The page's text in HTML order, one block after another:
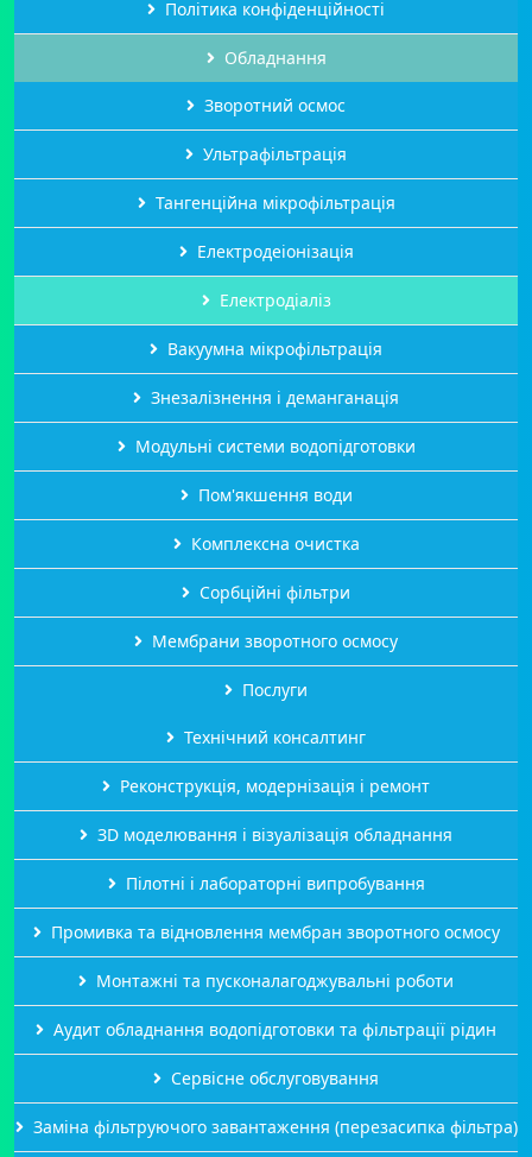
Політика конфіденційності
Обладнання
Зворотний осмос
Ультрафільтрація
Тангенційна мікрофільтрація
Електродеіонізація
Електродіаліз
Вакуумна мікрофільтрація
Знезалізнення і деманганація
Модульні системи водопідготовки
Пом'якшення води
Комплексна очистка
Сорбційні фільтри
Мембрани зворотного осмосу
Послуги
Технічний консалтинг
Реконструкція, модернізація і ремонт
ЗD моделювання і візуалізація обладнання
Пілотні і лабораторні випробування
Промивка та відновлення мембран зворотного осмосу
Монтажні та пусконалагоджувальні роботи
Аудит обладнання водопідготовки та фільтрації рідин
Сервісне обслуговування
Заміна фільтруючого завантаження (перезасипка фільтра)